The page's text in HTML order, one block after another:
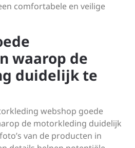
comfortabele en veilige
waarop de
duidelijk te
webshop goede
de motorkleding duidelijk
van de producten in